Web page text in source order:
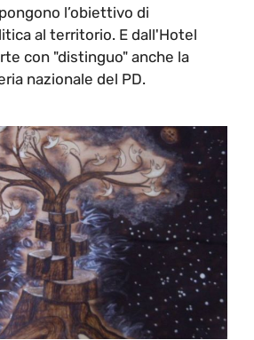
l’obiettivo di
al territorio. E dall'Hotel
con "distinguo" anche la
nazionale del PD.